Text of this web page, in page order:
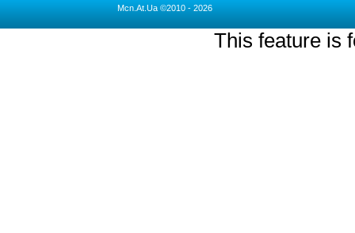
Mcn.At.Ua ©2010 - 2026
This feature is